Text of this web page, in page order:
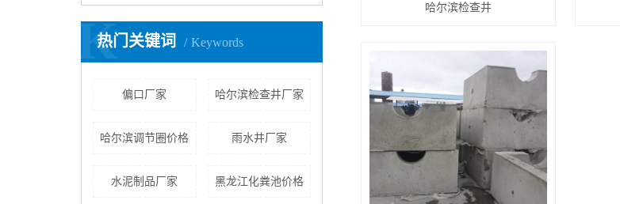
热门关键词 Keywords
K
偏口厂家 哈尔滨检查井厂家
哈尔滨调节圈价格 雨水井厂家
水泥制品厂家 黑龙江化粪池价格
哈尔滨检查井